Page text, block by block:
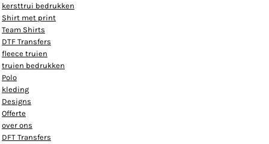
kersttrui bedrukken
Shirt met print
Team Shirts
DTF Transfers
fleece truien
truien bedrukken
Polo
kleding
Designs
Offerte
over ons
DFT Transfers